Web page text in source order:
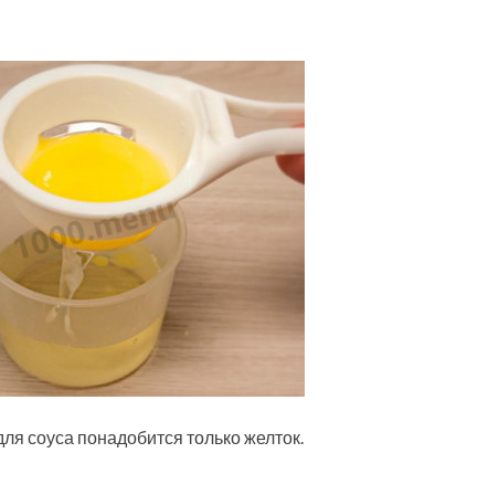
соуса понадобится только желток.